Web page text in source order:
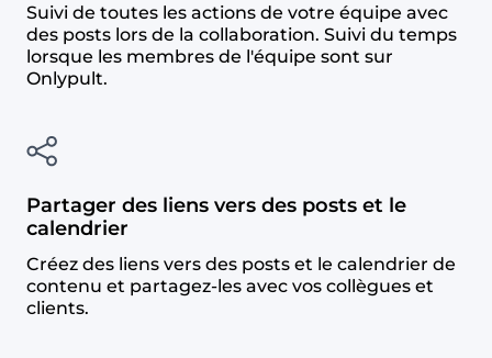
Suivi de toutes les actions de votre équipe avec
des posts lors de la collaboration. Suivi du temps
lorsque les membres de l'équipe sont sur
Onlypult.
Partager des liens vers des posts et le
calendrier
Créez des liens vers des posts et le calendrier de
contenu et partagez-les avec vos collègues et
clients.